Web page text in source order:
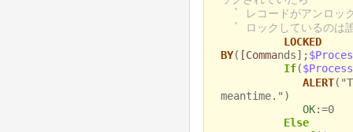
` レコードがアンロッ
` ロックしているのは
LOCKED
BY( [Commands];
If($Process
ALERT
meantime.")
OK:=0
Else